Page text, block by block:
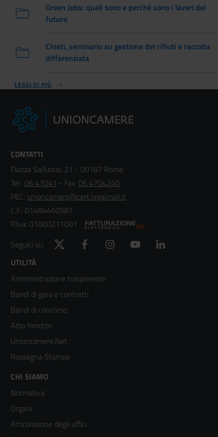
Green Jobs: quali sono e perché sono i lavori del
futuro
Chieti, seminario su gestione dei rifiuti e raccolta
differenziata
LEGGI DI PIÙ
CONTATTI
Piazza Sallustio, 21 - 00187 Roma
Tel.: 06 47041 - Fax: 06 4704240
PEC: unioncamere@cert.legalmail.it
C.F.: 01484460587
P.Iva: 01000211001
Seguici su:
Twitter Facebook Instagram YouTube
Footer
menù
colonna
2
UTILITÀ
Amministrazione trasparente
Bandi di gara e contratti
Bandi di concorso
Albo fornitori
Unioncamere.Net
Rassegna Stampa
Footer
menù
colonna
CHI SIAMO
Normativa
Organi
Articolazione degli uffici